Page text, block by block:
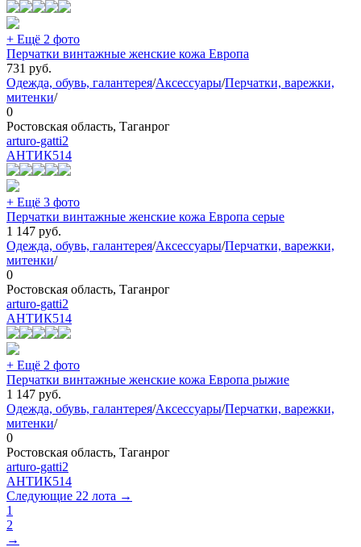
+ Ещё 2 фото
Перчатки винтажные женские кожа Европа
731 руб.
Одежда, обувь, галантерея/Аксессуары/Перчатки, варежки,
митенки/
0
Ростовская область, Таганрог
arturo-gatti2
АНТИК514
+ Ещё 3 фото
Перчатки винтажные женские кожа Европа серые
1 147 руб.
Одежда, обувь, галантерея/Аксессуары/Перчатки, варежки,
митенки/
0
Ростовская область, Таганрог
arturo-gatti2
АНТИК514
+ Ещё 2 фото
Перчатки винтажные женские кожа Европа рыжие
1 147 руб.
Одежда, обувь, галантерея/Аксессуары/Перчатки, варежки,
митенки/
0
Ростовская область, Таганрог
arturo-gatti2
АНТИК514
Следующие 22 лота →
1
2
→